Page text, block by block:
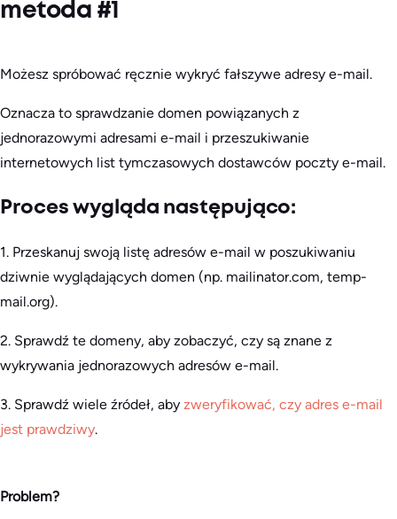
metoda #1
Możesz spróbować ręcznie wykryć fałszywe adresy e-mail.
Oznacza to sprawdzanie domen powiązanych z
jednorazowymi adresami e-mail i przeszukiwanie
internetowych list tymczasowych dostawców poczty e-mail.
Proces wygląda następująco:
1. Przeskanuj swoją listę adresów e-mail w poszukiwaniu
dziwnie wyglądających domen (np. mailinator.com, temp-
mail.org).
2. Sprawdź te domeny, aby zobaczyć, czy są znane z
wykrywania jednorazowych adresów e-mail.
3. Sprawdź wiele źródeł, aby zweryfikować, czy adres e-mail
jest prawdziwy.
Problem?